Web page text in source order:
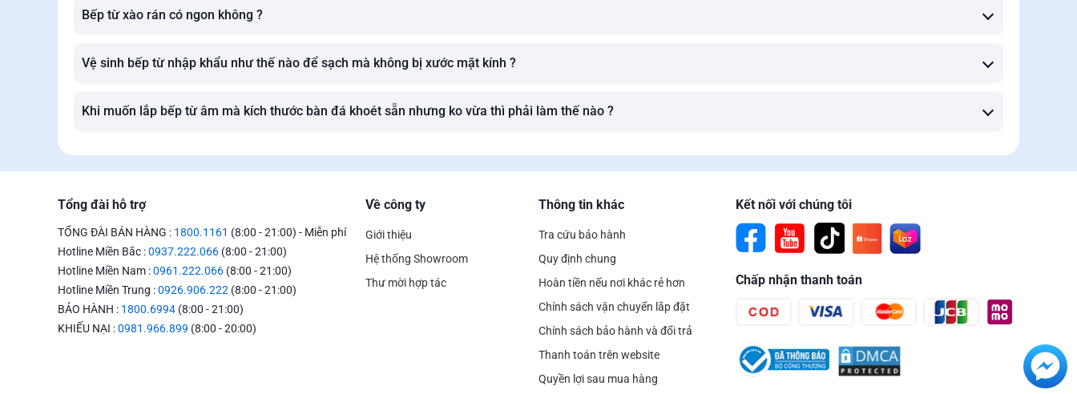
Bếp từ xào rán có ngon không ?
Vệ sinh bếp từ nhập khẩu như thế nào để sạch mà không bị xước mặt kính ?
Khi muốn lắp bếp từ âm mà kích thước bàn đá khoét sẵn nhưng ko vừa thì phải làm thế nào ?
Tổng đài hỗ trợ
TỔNG ĐÀI BÁN HÀNG : 1800.1161 (8:00 - 21:00) - Miễn phí
Hotline Miền Bắc :0937.222.066 (8:00 - 21:00)
Hotline Miền Nam :0961.222.066 (8:00 - 21:00)
Hotline Miền Trung :0926.906.222 (8:00 - 21:00)
BẢO HÀNH : 1800.6994 (8:00 - 21:00)
KHIẾU NẠI :0981.966.899 (8:00 - 20:00)
Về công ty
Giới thiệu
Hệ thống Showroom
Thư mời hợp tác
Thông tin khác
Tra cứu bảo hành
Quy định chung
Hoàn tiền nếu nơi khác rẻ hơn
Chính sách vận chuyển lắp đặt
Chính sách bảo hành và đổi trả
Thanh toán trên website
Quyền lợi sau mua hàng
Kết nối với chúng tôi
Chấp nhận thanh toán